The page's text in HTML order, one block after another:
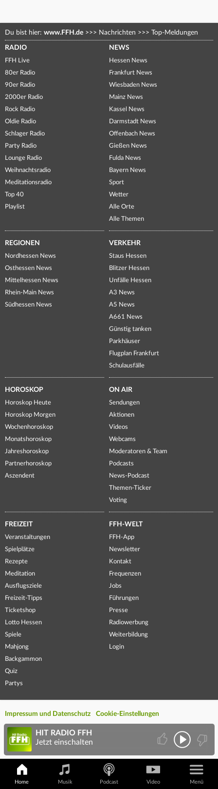
Du bist hier: www.FFH.de >>> Nachrichten >>> Top-Meldungen
RADIO
FFH Live
80er Radio
90er Radio
2000er Radio
Rock Radio
Oldie Radio
Schlager Radio
Party Radio
Lounge Radio
Weihnachtsradio
Meditationsradio
Top 40
Playlist
NEWS
Hessen News
Frankfurt News
Wiesbaden News
Mainz News
Kassel News
Darmstadt News
Offenbach News
Gießen News
Fulda News
Bayern News
Sport
Wetter
Alle Orte
Alle Themen
REGIONEN
Nordhessen News
Osthessen News
Mittelhessen News
Rhein-Main News
Südhessen News
VERKEHR
Staus Hessen
Blitzer Hessen
Unfälle Hessen
A3 News
A5 News
A661 News
Günstig tanken
Parkhäuser
Flugplan Frankfurt
Schulausfälle
HOROSKOP
Horoskop Heute
Horoskop Morgen
Wochenhoroskop
Monatshoroskop
Jahreshoroskop
Partnerhoroskop
Aszendent
ON AIR
Sendungen
Aktionen
Videos
Webcams
Moderatoren & Team
Podcasts
News-Podcast
Themen-Ticker
Voting
FREIZEIT
Veranstaltungen
Spielplätze
Rezepte
Meditation
Ausflugsziele
Freizeit-Tipps
Ticketshop
Lotto Hessen
Spiele
Mahjong
Backgammon
Quiz
Partys
FFH-WELT
FFH-App
Newsletter
Kontakt
Frequenzen
Jobs
Führungen
Presse
Radiowerbung
Weiterbildung
Login
Impressum und Datenschutz Cookie-Einstellungen
Home Musik Podcast Video Menü
HIT RADIO FFH
Jetzt einschalten